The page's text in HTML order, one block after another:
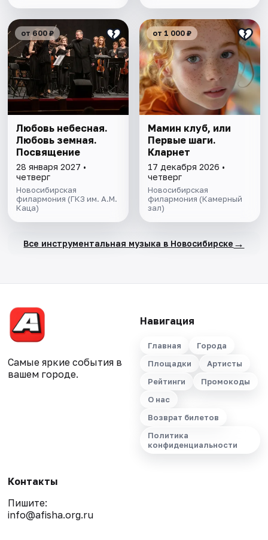
от 600 ₽
Любовь небесная.
Любовь земная.
Посвящение
28 января 2027 •
четверг
Новосибирская
филармония (ГКЗ им. А.М.
Каца)
от 1 000 ₽
Мамин клуб, или
Первые шаги.
Кларнет
17 декабря 2026 •
четверг
Новосибирская
филармония (Камерный
зал)
Все инструментальная музыка в Новосибирске →
Самые яркие события в
вашем городе.
Навигация
Главная
Города
Площадки
Артисты
Рейтинги
Промокоды
О нас
Возврат билетов
Политика
конфиденциальности
Контакты
Пишите:
info@afisha.org.ru